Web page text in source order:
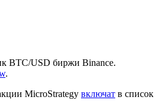
BTC/USD биржи Binance.
.
MicroStrategy включат в список